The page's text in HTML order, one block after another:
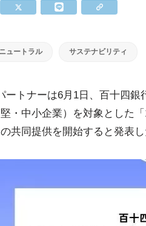
ュートラル サステナビリティ
ートナーは6月1日、百十四
・中小企業）を対象とした
共同提供を開始すると発表し